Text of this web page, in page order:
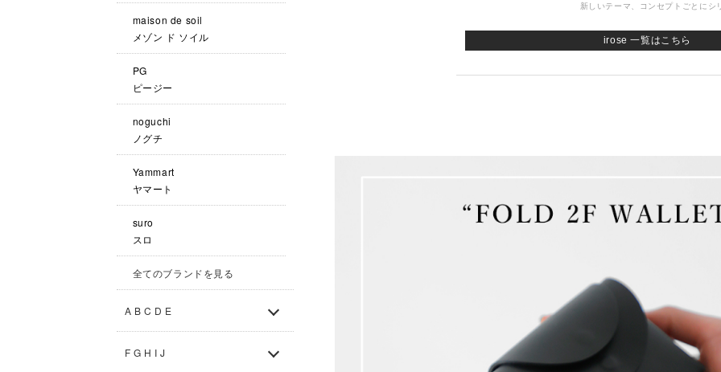
maison de soil
メゾン ド ソイル
PG
ピージー
noguchi
ノグチ
Yammart
ヤマート
suro
スロ
全てのブランドを見る
A B C D E
F G H I J
新しいテーマ、コンセプトごとにシ
irose 一覧はこちら